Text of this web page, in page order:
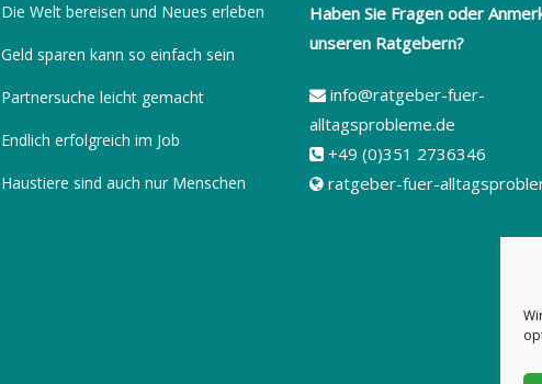
Die Welt bereisen und Neues erleben
Geld sparen kann so einfach sein
Partnersuche leicht gemacht
Endlich erfolgreich im Job
Haustiere sind auch nur Menschen
Haben Sie Fragen oder
unseren Ratgebern?
info@ratgeber-fuer-
alltagsprobleme.de
+49 (0)351 2736346
ratgeber-fuer-